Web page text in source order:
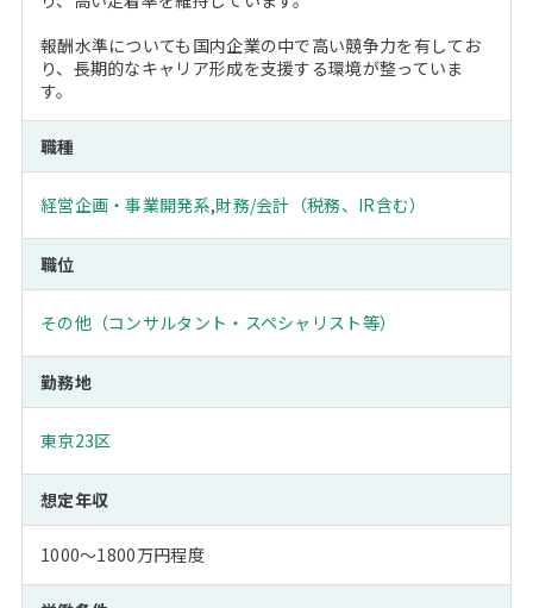
報酬水準についても国内企業の中で高い競争力を有してお
り、長期的なキャリア形成を支援する環境が整っていま
す。
職種
経営企画・事業開発系,財務/会計（税務、IR含む）
職位
その他（コンサルタント・スペシャリスト等）
勤務地
東京23区
想定年収
1000～1800万円程度